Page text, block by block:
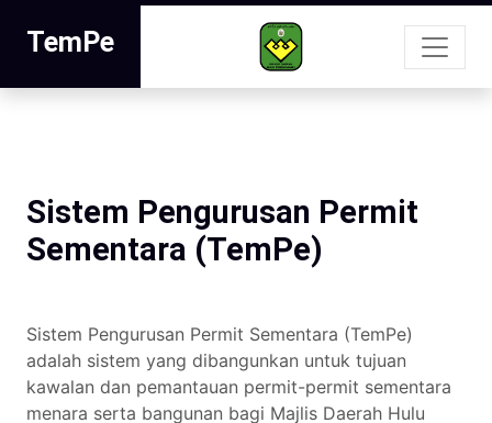
TemPe
Sistem Pengurusan Permit
Sementara (TemPe)
Sistem Pengurusan Permit Sementara (TemPe)
adalah sistem yang dibangunkan untuk tujuan
kawalan dan pemantauan permit-permit sementara
menara serta bangunan bagi Majlis Daerah Hulu